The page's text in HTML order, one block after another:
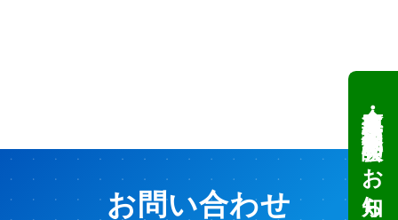
倉庫・工場建設 個別相談会のお知らせ
お問い合わせ